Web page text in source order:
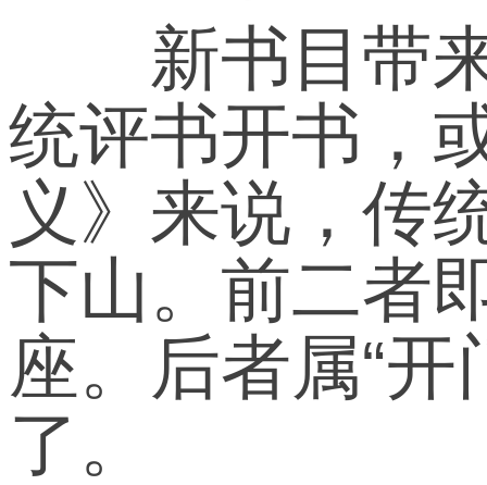
新书目带来
统评书开书，
义》来说，传
下山。前二者
座。后者属“
了。